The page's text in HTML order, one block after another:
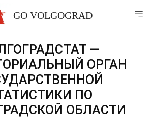
GO VOLGOGRAD
власти в Волгограде
—
ОРГАН
ПО
ОБЛАСТИ